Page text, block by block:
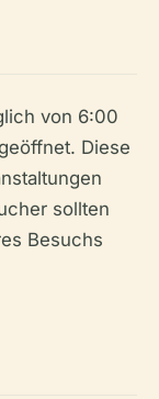
von 6:00
Diese
sollten
Besuchs